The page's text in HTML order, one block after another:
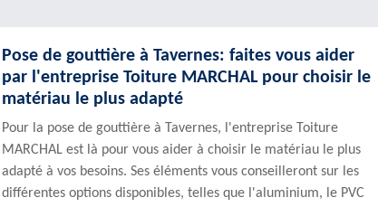
Pose de gouttière à Tavernes: faites vous aider
par l'entreprise Toiture MARCHAL pour choisir le
matériau le plus adapté
Pour la pose de gouttière à Tavernes, l'entreprise Toiture
MARCHAL est là pour vous aider à choisir le matériau le plus
adapté à vos besoins. Ses éléments vous conseilleront sur les
différentes options disponibles, telles que l'aluminium, le PVC